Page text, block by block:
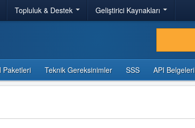
Topluluk & Destek Geliştirici Kaynakları
Paketleri Teknik Gereksinimler SSS API Belgeleri